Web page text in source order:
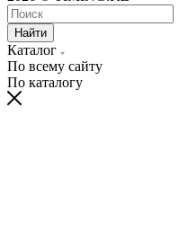
Найти
Каталог
По всему сайту
По каталогу